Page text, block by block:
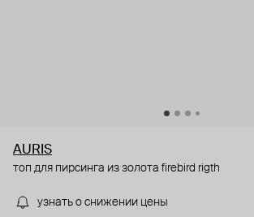
AURIS
топ для пирсинга из золота firebird rigth
узнать о снижении цены